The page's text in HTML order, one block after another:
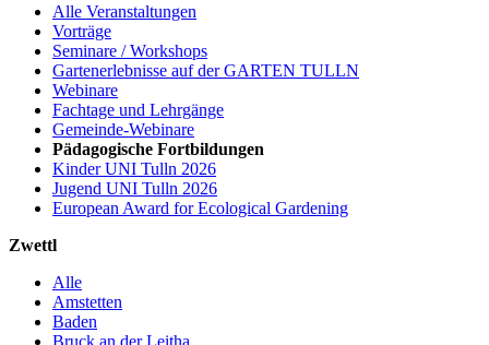
Alle Veranstaltungen
Vorträge
Seminare / Workshops
Gartenerlebnisse auf der GARTEN TULLN
Webinare
Fachtage und Lehrgänge
Gemeinde-Webinare
Pädagogische Fortbildungen
Kinder UNI Tulln 2026
Jugend UNI Tulln 2026
European Award for Ecological Gardening
Zwettl
Alle
Amstetten
Baden
Bruck an der Leitha